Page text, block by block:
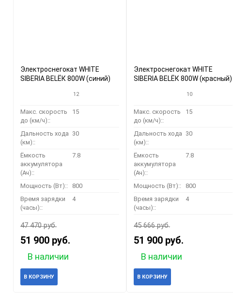
Электроснегокат WHITE
SIBERIA BELЁК 800W (синий)
12
Макс. скорость
до (км/ч)::
15
Дальность хода
(км)::
30
Ёмкость
аккумулятора
(Ач)::
7.8
Мощность (Вт)::
800
Время зарядки
(часы)::
4
47 470 руб.
51 900 руб.
В наличии
В КОРЗИНУ
Электроснегокат WHITE
SIBERIA BELЁК 800W (красный)
10
Макс. скорость
до (км/ч)::
15
Дальность хода
(км)::
30
Ёмкость
аккумулятора
(Ач)::
7.8
Мощность (Вт)::
800
Время зарядки
(часы)::
4
45 666 руб.
51 900 руб.
В наличии
В КОРЗИНУ